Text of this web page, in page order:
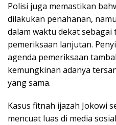
Polisi juga memastikan
dilakukan penahanan,
dalam waktu dekat
pemeriksaan lanjutan.
agenda pemeriksaan
kemungkinan adanya
yang sama.
Kasus fitnah ijazah Jokowi
mencuat luas di media